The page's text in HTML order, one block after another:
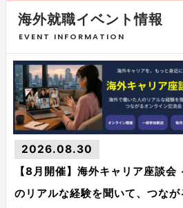
海外就職イベント情報
EVENT INFORMATION
2026.08.30
【8月開催】海外キャリア座談会
のリアルな経験を聞いて、つな